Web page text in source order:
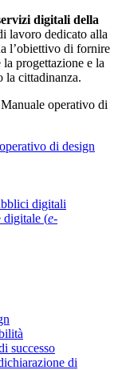
digitali della
lavoro dedicato alla
l’obiettivo di fornire
progettazione e la
la cittadinanza.
operativo di
di design
digitali
digitale (e-
successo
di